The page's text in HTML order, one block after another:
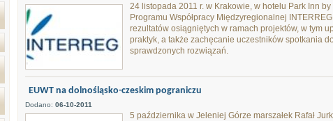
24 listopada 2011 r. w Krakowie, w hotelu Park Inn
Programu Współpracy Międzyregionalnej
rezultatów osiągniętych w ramach projektów, w tym
praktyk, a także zachęcanie uczestników spotkania
sprawdzonych rozwiązań.
EUWT na dolnośląsko-czeskim pograniczu
Dodano: 06-10-2011
5 października w Jeleniej Górze marszałek Rafał